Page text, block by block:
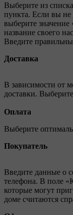
Выберите из
пункта. Если вы
выберите
название своего
Введите
Доставка
В зависимости от
доставки.
Оплата
Выберите
Покупатель
Введите данные о
телефона. В поле
которые могут
доме считаются